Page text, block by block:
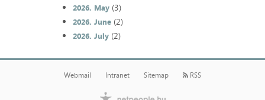
2026. May(3)
2026. June(2)
2026. July(2)
Webmail Intranet Sitemap RSS